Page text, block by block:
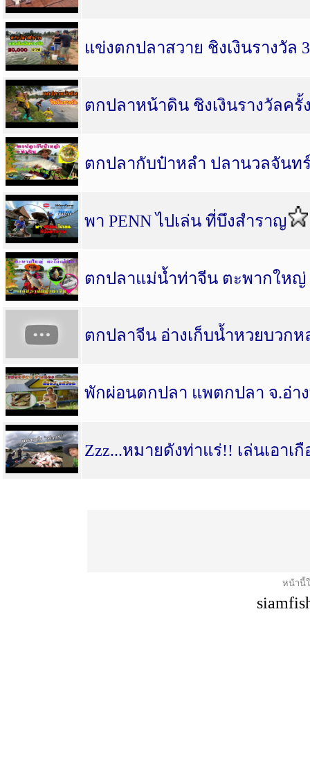
แข่งตกปลาสวาย ชิงเงินรางวัล
ตกปลาหน้าดิน ชิงเงินรางวัลครั้
ตกปลากับป๋าหลำ ปลานวลจันท
พา PENN ไปเล่น ที่บึงสำราญ
ตกปลาแม่น้ำท่าจีน ตะพากใหญ่
ตกปลาจีน อ่างเก็บน้ำหวยบวกห
พักผ่อนตกปลา แพตกปลา จ.อ่า
Zzz...หมายดังท่าแร่!! เล่นเอาเ
หน้านี้ใ